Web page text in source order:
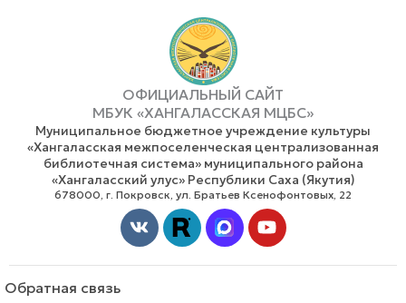
ОФИЦИАЛЬНЫЙ САЙТ
МБУК «ХАНГАЛАССКАЯ МЦБС»
Муниципальное бюджетное учреждение культуры
«Хангаласская межпоселенческая централизованная
библиотечная система» муниципального района
«Хангаласский улус» Республики Саха (Якутия)
678000, г. Покровск, ул. Братьев Ксенофонтовых, 22
Vk Youtube
Обратная связь